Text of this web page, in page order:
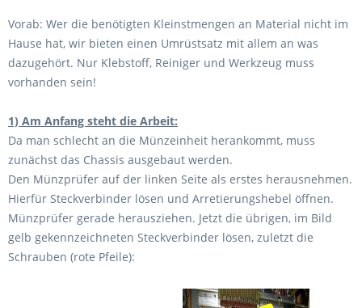
Vorab: Wer die benötigten Kleinstmengen an Material nicht im
Hause hat, wir bieten einen Umrüstsatz mit allem an was
dazugehört. Nur Klebstoff, Reiniger und Werkzeug muss
vorhanden sein!
1) Am Anfang steht die Arbeit:
Da man schlecht an die Münzeinheit herankommt, muss
zunächst das Chassis ausgebaut werden.
Den Münzprüfer auf der linken Seite als erstes herausnehmen.
Hierfür Steckverbinder lösen und Arretierungshebel öffnen.
Münzprüfer gerade herausziehen. Jetzt die übrigen, im Bild
gelb gekennzeichneten Steckverbinder lösen, zuletzt die
Schrauben (rote Pfeile):